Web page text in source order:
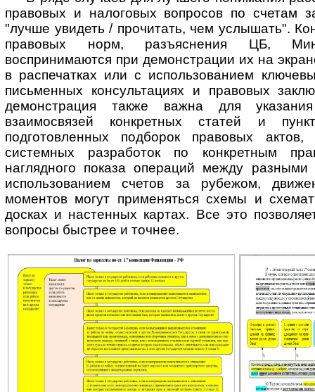
правовых и налоговых вопросов по счетам
"лучше увидеть / прочитать, чем услышать".
правовых норм, разъяснения ЦБ,
воспринимаются при демонстрации их на
в распечатках или с использованием
письменных консультациях и правовых
демонстрация также важна для
взаимосвязей конкретных статей и
подготовленных подборок правовых
системных разработок по конкретным
наглядного показа операций между разными
использованием счетов за рубежом,
моментов могут применяться схемы и
досках и настенных картах. Все это
вопросы быстрее и точнее.